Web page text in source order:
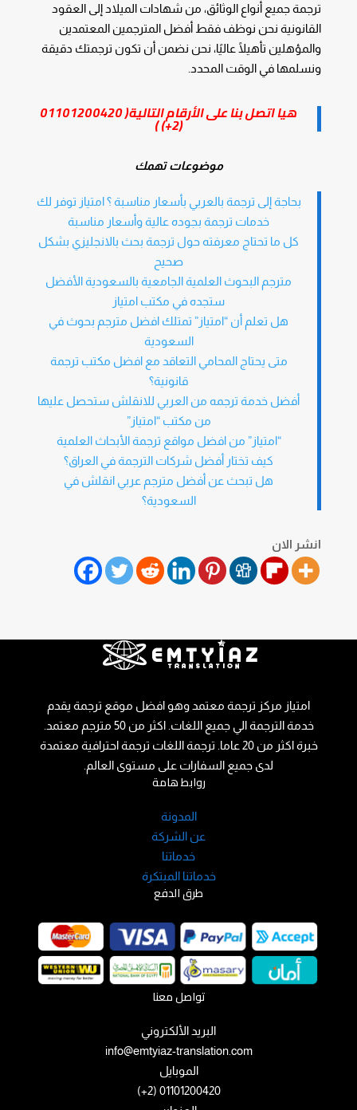
ترجمة جميع أنواع الوثائق، من شهادات الميلاد إلى العقود
القانونية نحن نوظف فقط أفضل المترجمين المعتمدين
والمؤهلين تأهيلًا عاليًا، نحن نضمن أن تكون ترجمتك دقيقة
ونسلمها في الوقت المحدد.
هيا اتصل بنا على الأرقام التالية(01101200420
(2+)
)
موضوعات تهمك
بحاجة إلى ترجمة بالعربي بأسعار مناسبة ؟ امتياز توفر لك
خدمات ترجمة بجوده عالية وأسعار مناسبة
كل ما تحتاج معرفته حول ترجمة بحث بالانجليزي بشكل
صحيح
مترجم البحوث العلمية الجامعية بالسعودية الأفضل
ستجده في مكتب امتياز
هل تعلم أن “امتياز” تمتلك افضل مترجم بحوث في
السعودية
متى يحتاج المحامي التعاقد مع افضل مكتب ترجمة
قانونية؟
أفضل خدمة ترجمه من العربي للانقلش ستحصل عليها
من مكتب “امتياز”
“امتياز” من افضل مواقع ترجمة الأبحاث العلمية
كيف تختار أفضل شركات الترجمة في العراق؟
هل تبحث عن أفضل مترجم عربي انقلش في
السعودية؟
انشر الان
تواصل معنا
البريد الألكتروني
info@emtyiaz-translation.com
الموبايل
01101200420 (2+)
طرق الدفع
روابط هامة
المدونة
عن الشركة
خدماتنا
خدماتنا المبتكرة
امتياز مركز ترجمة معتمد وهو افضل موقع ترجمة يقدم
خدمة الترجمة الي جميع اللغات. اكثر من 50 مترجم معتمد.
خبرة اكثر من 20 عاما. ترجمة اللغات ترجمة احترافية معتمدة
لدى جميع السفارات على مستوى العالم.